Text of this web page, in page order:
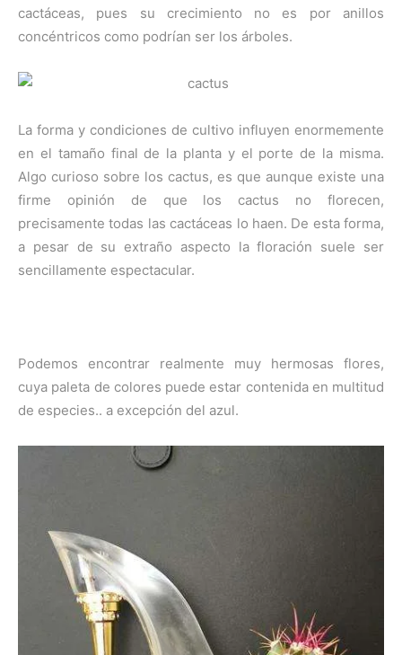
cactáceas, pues su crecimiento no es por anillos
concéntricos como podrían ser los árboles.
La forma y condiciones de cultivo influyen enormemente
en el tamaño final de la planta y el porte de la misma.
Algo curioso sobre los cactus, es que aunque existe una
firme opinión de que los cactus no florecen,
precisamente todas las cactáceas lo haen. De esta forma,
a pesar de su extraño aspecto la floración suele ser
sencillamente espectacular.
Podemos encontrar realmente muy hermosas flores,
cuya paleta de colores puede estar contenida en multitud
de especies.. a excepción del azul.